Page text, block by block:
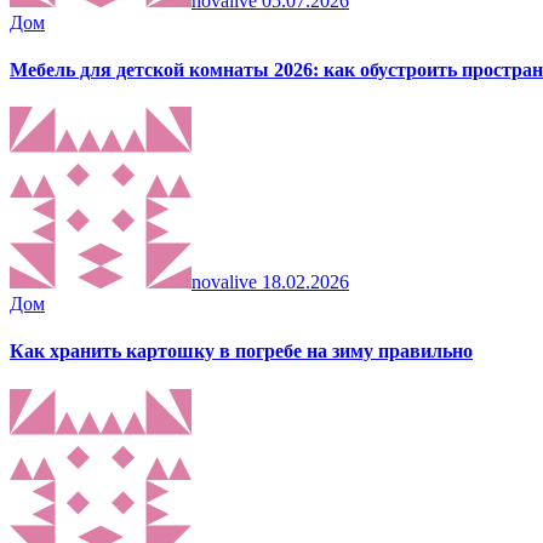
Дом
Мебель для детской комнаты 2026: как обустроить
novalive 18.02.2026
Дом
Как хранить картошку в погребе на зиму правильно